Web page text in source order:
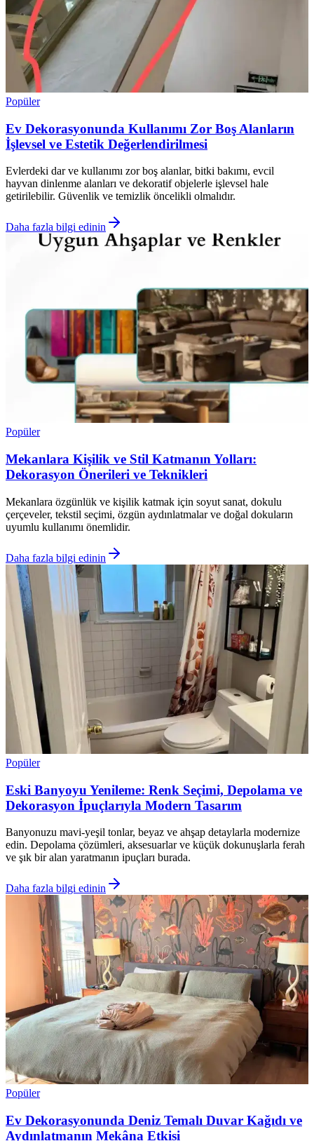
Popüler
Ev Dekorasyonunda Kullanımı Zor Boş Alanların
İşlevsel ve Estetik Değerlendirilmesi
Evlerdeki dar ve kullanımı zor boş alanlar, bitki bakımı, evcil
hayvan dinlenme alanları ve dekoratif objelerle işlevsel hale
getirilebilir. Güvenlik ve temizlik öncelikli olmalıdır.
Daha fazla bilgi edinin
Popüler
Mekanlara Kişilik ve Stil Katmanın Yolları:
Dekorasyon Önerileri ve Teknikleri
Mekanlara özgünlük ve kişilik katmak için soyut sanat, dokulu
çerçeveler, tekstil seçimi, özgün aydınlatmalar ve doğal dokuların
uyumlu kullanımı önemlidir.
Daha fazla bilgi edinin
Popüler
Eski Banyoyu Yenileme: Renk Seçimi, Depolama ve
Dekorasyon İpuçlarıyla Modern Tasarım
Banyonuzu mavi-yeşil tonlar, beyaz ve ahşap detaylarla modernize
edin. Depolama çözümleri, aksesuarlar ve küçük dokunuşlarla ferah
ve şık bir alan yaratmanın ipuçları burada.
Daha fazla bilgi edinin
Popüler
Ev Dekorasyonunda Deniz Temalı Duvar Kağıdı ve
Aydınlatmanın Mekâna Etkisi